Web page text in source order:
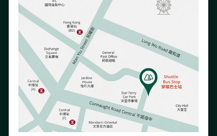
与我们保持联系
接收我们的电子通讯以了解跟您息息相关的医院活动及资讯。
如需了解更多有关我们使用您的资料的方式，请参阅我们的《隐私政策
关于我们